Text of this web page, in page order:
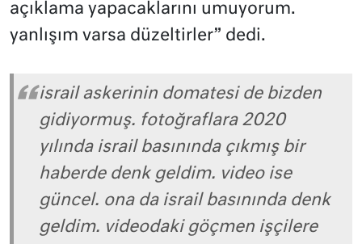
açıklama yapacaklarını umuyorum.
yanlışım varsa düzeltirler” dedi.
israil askerinin domatesi de bizden
gidiyormuş. fotoğraflara 2020
yılında israil basınında çıkmış bir
haberde denk geldim. video ise
güncel. ona da israil basınında denk
geldim. videodaki göçmen işçilere